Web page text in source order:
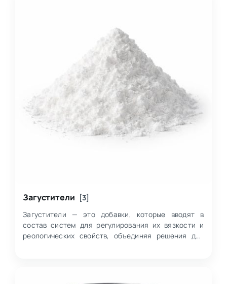
Загустители
[3]
Загустители — это добавки, которые вводят в
состав систем для регулирования их вязкости и
реологических свойств, объединяя решения для